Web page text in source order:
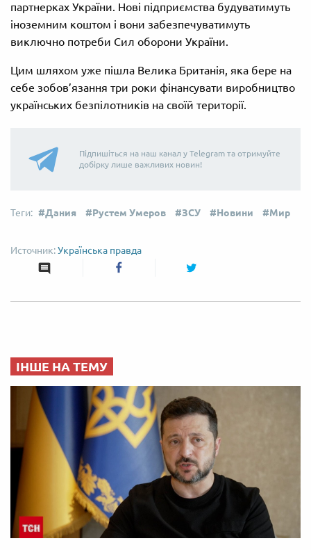
партнерках України. Нові підприємства будуватимуть
іноземним коштом і вони забезпечуватимуть
виключно потреби Сил оборони України.
Цим шляхом уже пішла Велика Британія, яка бере на
себе зобов’язання три роки фінансувати виробництво
українських безпілотників на своїй території.
Підпишіться на наш канал у Telegram та отримуйте
добірку лише важливих новин!
Дания Рустем Умеров ЗСУ Новини Мир
Українська правда
ІНШЕ НА ТЕМУ